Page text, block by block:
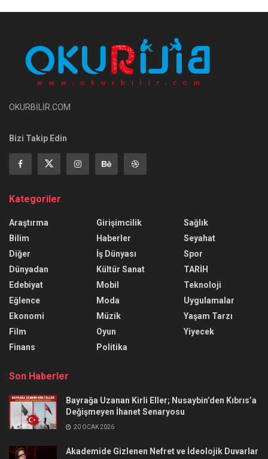
OKURBİLİR.COM
Bizi Takip Edin
Kategoriler
Araştırma
Bilim
Diğer
Dünyadan
Edebiyat
Eğlence
Ekonomi
Film
Finans
Girişimcilik
Haberler
İş Dünyası
Kültür Sanat
Mobil
Moda
Müzik
Oyun
Politika
Sağlık
Seyahat
Spor
TARİH
Teknoloji
Uygulamalar
Yaşam Tarzı
Yiyecek
Son Haberler
Bayrağa Uzanan Kirli Eller; Nusaybin’den Kıbrıs’a
Değişmeyen İhanet Senaryosu
20 OCAK 2026
Akademide Gizlenen Nefret ve İdeolojik Duvarlar